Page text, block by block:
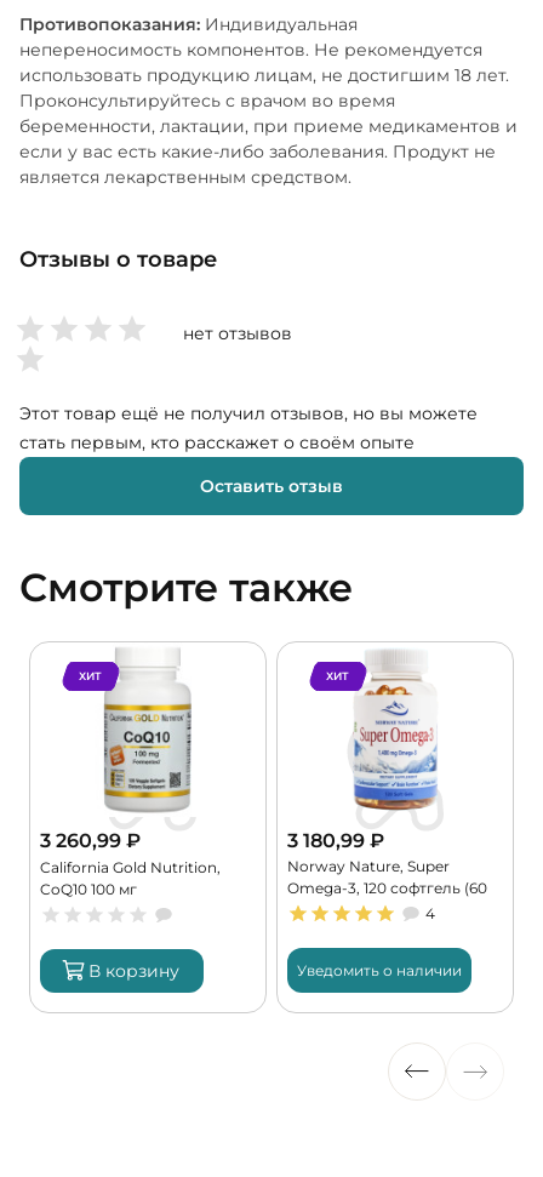
Противопоказания: Индивидуальная
непереносимость компонентов. Не рекомендуется
использовать продукцию лицам, не достигшим 18 лет.
Проконсультируйтесь с врачом во время
беременности, лактации, при приеме медикаментов и
если у вас есть какие-либо заболевания. Продукт не
является лекарственным средством.
Отзывы о товаре
нет отзывов
Этот товар ещё не получил отзывов, но вы можете
стать первым, кто расскажет о своём опыте
Оставить отзыв
Смотрите также
ХИТ
3 260,99 ₽
California Gold Nutrition,
CoQ10 100 мг
В корзину
ХИТ
3 180,99 ₽
Norway Nature, Super
Omega-3, 120 софтгель (60
порций)
4
Уведомить о наличии